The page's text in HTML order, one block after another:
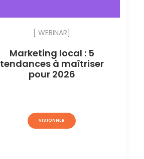
[ WEBINAR]
Marketing local : 5
tendances à maîtriser
pour 2026
VISIONNER